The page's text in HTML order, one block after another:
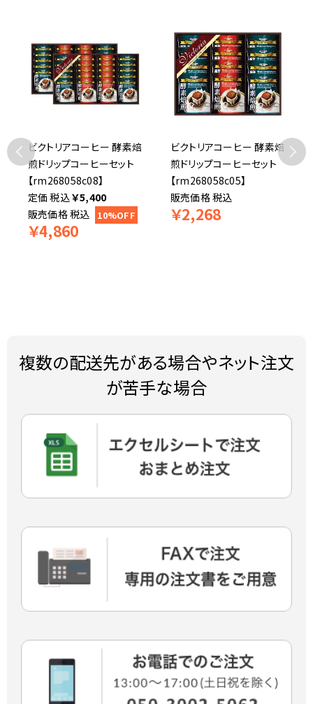
ビクトリアコーヒー 酵素焙
煎ドリップコーヒーセット
【rm268058c08】
税込￥5,400
販売価格税込
￥4,860
10%OFF
ビクトリアコーヒー 酵素焙
煎ドリップコーヒーセット
【rm268058c05】
販売価格税込
￥2,268
複数の配送先がある場合やネット注文
が苦手な場合